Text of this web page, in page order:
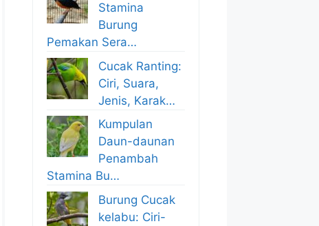
Stamina
Burung
Pemakan Sera…
Cucak Ranting:
Ciri, Suara,
Jenis, Karak…
Kumpulan
Daun-daunan
Penambah
Stamina Bu…
Burung Cucak
kelabu: Ciri-